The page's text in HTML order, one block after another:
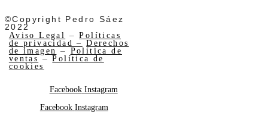
©Copyright Pedro Sáez
2022
Aviso Legal –Políticas
de privacidad –
Derechos
de imagen – Política de
ventas –Política de
cookies
Facebook Instagram
Facebook Instagram